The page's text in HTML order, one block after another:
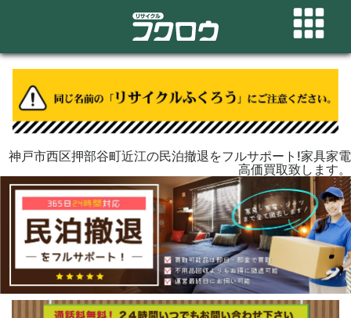
神戸市西区押部谷町近江の民泊撤退をフルサポート!家具家電
高価買取致します。